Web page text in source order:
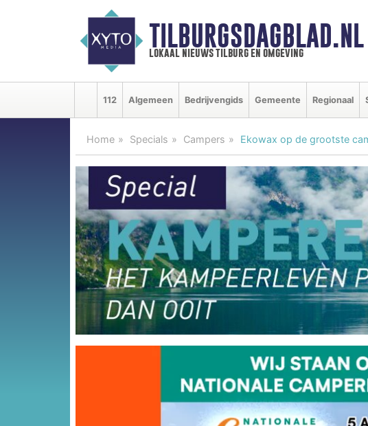
TILBURGSDAGBLAD.NL
lokaal nieuws tilburg en omgeving
112 Algemeen Bedrijvengids Gemeente Regionaal
Home Specials Campers Ekowax op de grootste